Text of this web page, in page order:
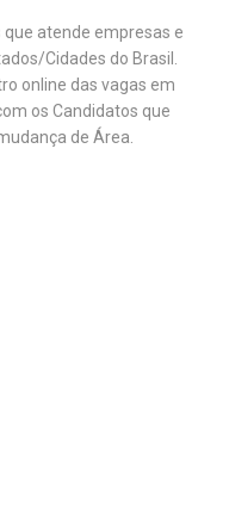
atende empresas e
Cidades do Brasil.
online das vagas em
os Candidatos que
de Área.